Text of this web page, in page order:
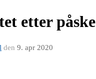
etter påske
den 9. apr 2020